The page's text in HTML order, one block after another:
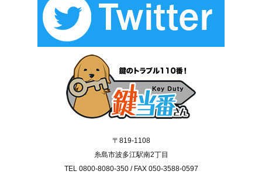
〒819-1108
糸島市波多江駅南2丁目
TEL 0800-8080-350 / FAX 050-3588-0597